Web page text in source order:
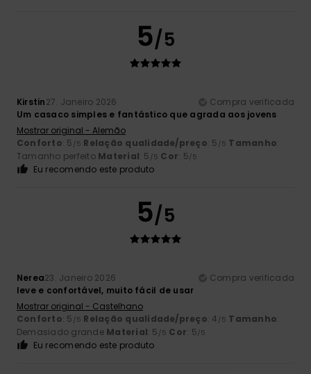
5/5
Kirstin27. Janeiro 2026
Compra verificada
Um casaco simples e fantástico que agrada aos jovens
Mostrar original - Alemão
Conforto: 5 /5 Relação qualidade/preço: 5 /5 Tamanho:
Tamanho perfeito Material: 5 /5 Cor: 5/5
Eu recomendo este produto
5/5
Nerea23. Janeiro 2026
Compra verificada
leve e confortável, muito fácil de usar
Mostrar original - Castelhano
Conforto: 5 /5 Relação qualidade/preço: 4 /5 Tamanho:
Demasiado grande Material: 5 /5 Cor: 5/5
Eu recomendo este produto